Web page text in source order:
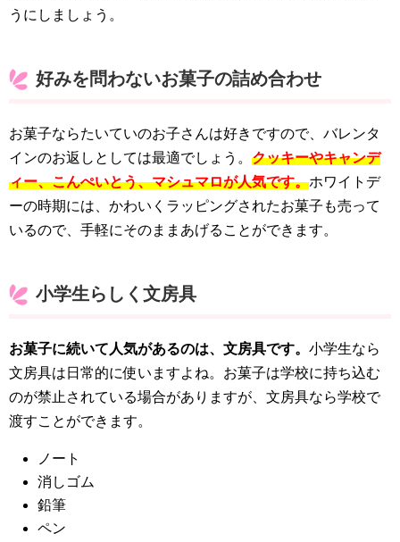
うにしましょう。
好みを問わないお菓子の詰め合わせ
お菓子ならたいていのお子さんは好きですので、バレンタ
インのお返しとしては最適でしょう。 クッキーやキャンデ
ィー、こんぺいとう、マシュマロが人気です。ホワイトデ
ーの時期には、かわいくラッピングされたお菓子も売って
いるので、手軽にそのままあげることができます。
小学生らしく文房具
お菓子に続いて人気があるのは、文房具です。 小学生なら
文房具は日常的に使いますよね。お菓子は学校に持ち込む
のが禁止されている場合がありますが、文房具なら学校で
渡すことができます。
ノート
消しゴム
鉛筆
ペン